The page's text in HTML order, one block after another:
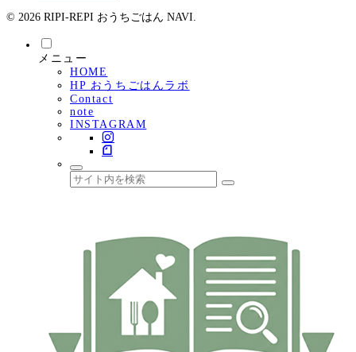
© 2026 RIPI-REPI おうちごはん NAVI.
メニュー
HOME
HP おうちごはんラボ
Contact
note
INSTAGRAM